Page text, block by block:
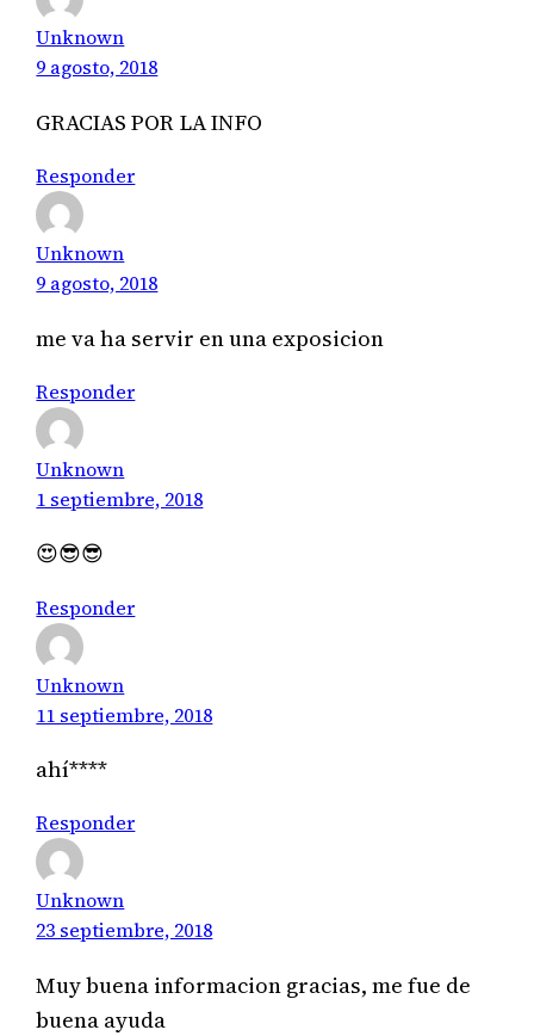
Unknown
9 agosto, 2018
GRACIAS POR LA INFO
Responder
Unknown
9 agosto, 2018
me va ha servir en una exposicion
Responder
Unknown
1 septiembre, 2018
😍😎😎
Responder
Unknown
11 septiembre, 2018
ahí****
Responder
Unknown
23 septiembre, 2018
Muy buena informacion gracias, me fue de
buena ayuda